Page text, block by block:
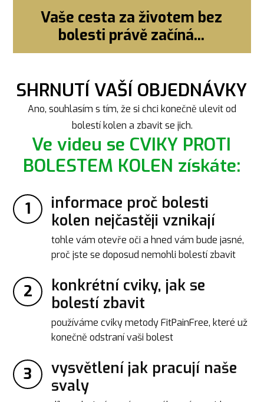
Vaše cesta za životem bez
bolesti právě začíná...
SHRNUTÍ VAŠÍ OBJEDNÁVKY
Ano, souhlasím s tím, že si chci konečně ulevit od
bolestí kolen a zbavit se jich.
Ve videu se CVIKY PROTI
BOLESTEM KOLEN získáte:
1
informace proč bolesti
kolen nejčastěji vznikají
tohle vám otevře oči a hned vám bude jasné,
proč jste se doposud nemohli bolestí zbavit
2
konkrétní cviky, jak se
bolestí zbavit
používáme cviky metody FitPainFree, které už
konečně odstraní vaši bolest
3
vysvětlení jak pracují naše
svaly